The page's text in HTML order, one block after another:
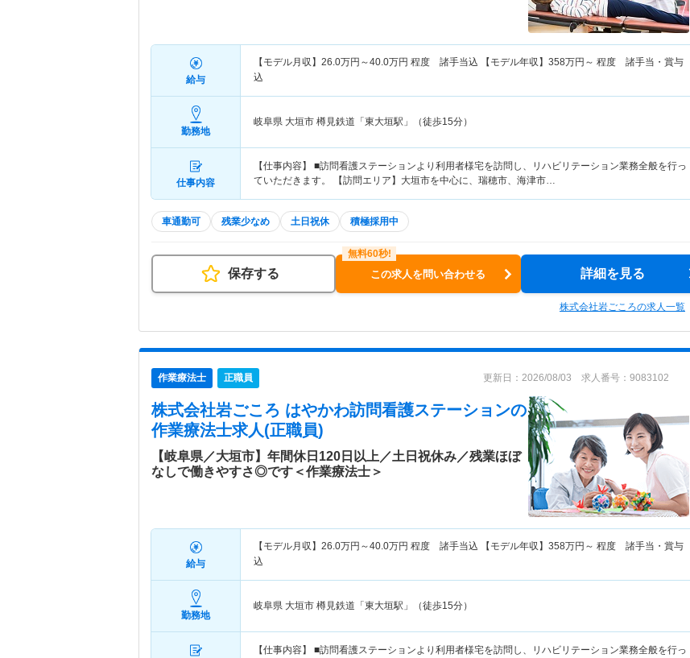
給与
【モデル月収】 26.0万円～40.0万円 程度 諸手当込 【モデル年収】 358万円～ 程度 諸手当・賞与
込
勤務地
岐阜県 大垣市 樽見鉄道「東大垣駅」（徒歩15分）
仕事内容
【仕事内容】 ■訪問看護ステーションより利用者様宅を訪問し、リハビリテーション業務全般を行っ
ていただきます。 【訪問エリア】大垣市を中心に、瑞穂市、海津市…
車通勤可 残業少なめ 土日祝休 積極採用中
保存する この求人を問い合わせる 詳細を見る
株式会社岩ごころの求人一覧
作業療法士 正職員 更新日：2026/08/03 求人番号：9083102
株式会社岩ごころ はやかわ訪問看護ステーションの
作業療法士求人(正職員)
【岐阜県／大垣市】年間休日120日以上／土日祝休み／残業ほぼ
なしで働きやすさ◎です＜作業療法士＞
給与
【モデル月収】 26.0万円～40.0万円 程度 諸手当込 【モデル年収】 358万円～ 程度 諸手当・賞与
込
勤務地
岐阜県 大垣市 樽見鉄道「東大垣駅」（徒歩15分）
【仕事内容】 ■訪問看護ステーションより利用者様宅を訪問し、リハビリテーション業務全般を行っ